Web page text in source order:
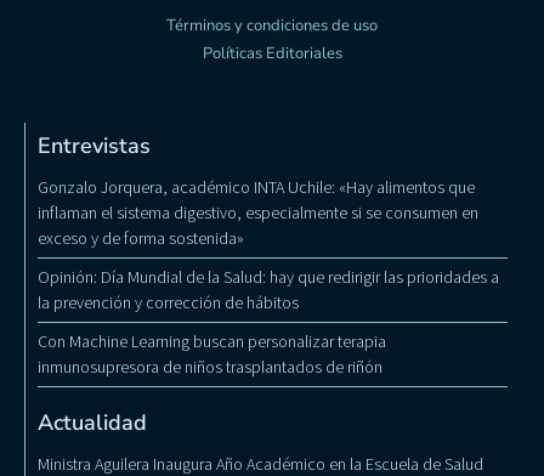
Términos y condiciones de uso
Políticas Editoriales
Entrevistas
Gonzalo Jorquera, académico INTA Uchile: «Hay alimentos que
inflaman el sistema digestivo, especialmente si se consumen en
exceso y de forma sostenida»
Opinión: Día Mundial de la Salud: hay que redirigir las prioridades a
la prevención y corrección de hábitos
Con Machine Learning buscan personalizar terapia
inmunosupresora de niños trasplantados de riñón
Actualidad
Ministra Aguilera Inaugura Año Académico en la Escuela de Salud